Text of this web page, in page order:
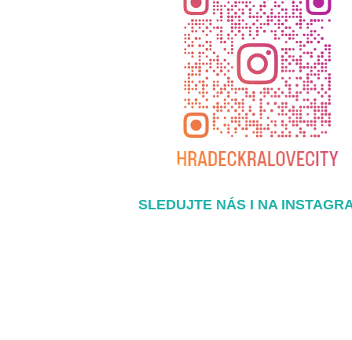
SLEDUJTE NÁS I NA